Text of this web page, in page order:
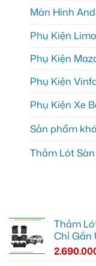
Màn Hình
Phụ Kiện
Phụ Kiện
Phụ Kiện
Phụ Kiện Xe
Sản phẩm
Thảm Lót Sàn
Thảm
Chỉ Gắn